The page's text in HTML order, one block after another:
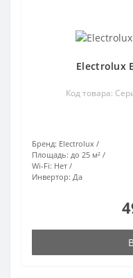
Electrolux
Код товара:
Бренд: Electrolux
Площадь: до 25 м²
Wi-Fi: Нет
Инвертор: Да